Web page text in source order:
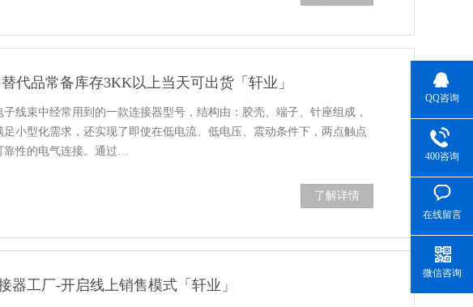
替代品常备库存3KK以上当天可出货「轩业」
子线束中经常用到的一款连接器型号，结构由：胶壳、端子、针座组成，
足小型化需求，还实现了即使在低电流、低电压、震动条件下，两点触点
靠性的电气连接。通过…
了解详情
器工厂-开启线上销售模式「轩业」
QQ咨询
400咨询
在线留言
微信咨询